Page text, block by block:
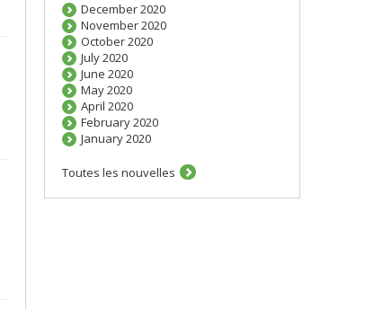
December 2020
November 2020
October 2020
July 2020
June 2020
May 2020
April 2020
February 2020
January 2020
Toutes les nouvelles